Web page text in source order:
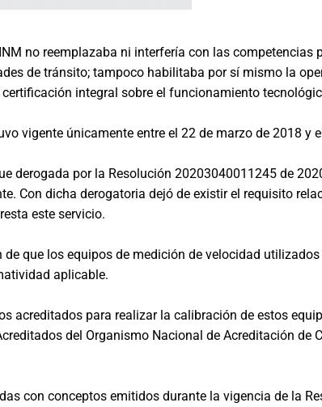
no reemplazaba ni interfería con las competencias
de tránsito; tampoco habilitaba por sí mismo la
integral sobre el funcionamiento
vigente únicamente entre el 22 de marzo de 2018 y
derogada por la Resolución 20203040011245 de
Con dicha derogatoria dejó de existir el requisito
este servicio.
que los equipos de medición de velocidad
aplicable.
acreditados para realizar la calibración de estos
del Organismo Nacional de Acreditación de
con conceptos emitidos durante la vigencia de la